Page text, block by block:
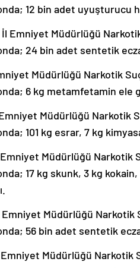
12 bin adet uyuşturucu
Emniyet Müdürlüğü
24 bin adet sentetik
Müdürlüğü Narkotik
6 kg metamfetamin ele
Müdürlüğü Narkotik
101 kg esrar, 7 kg
Müdürlüğü Narkotik
17 kg skunk, 3 kg
Müdürlüğü Narkotik
56 bin adet sentetik
Müdürlüğü Narkotik